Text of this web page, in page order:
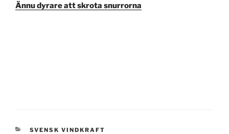
Ännu dyrare att skrota snurrorna
KATEGORIER
SVENSK VINDKRAFT